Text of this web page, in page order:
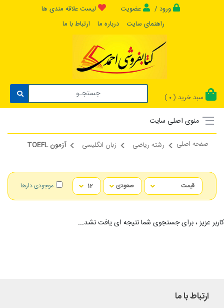
ورود / عضویت
لیست علاقه مندی ها
راهنمای سایت
درباره ما ارتباط با ما
سبد خرید ( 0
)
منوی اصلی سایت
صفحه اصلی رشته ریاضی زبان انگلیسی آزمون TOEFL
موجودی دارها
کاربر عزیز ، برای جستجوی شما نتیجه ای یافت نشد...
ارتباط با ما